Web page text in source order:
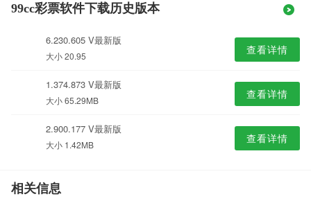
99cc彩票软件下载历史版本
6.230.605 V最新版
大小 20.95 查看详情
1.374.873 V最新版
大小 65.29MB 查看详情
2.900.177 V最新版
大小 1.42MB 查看详情
相关信息